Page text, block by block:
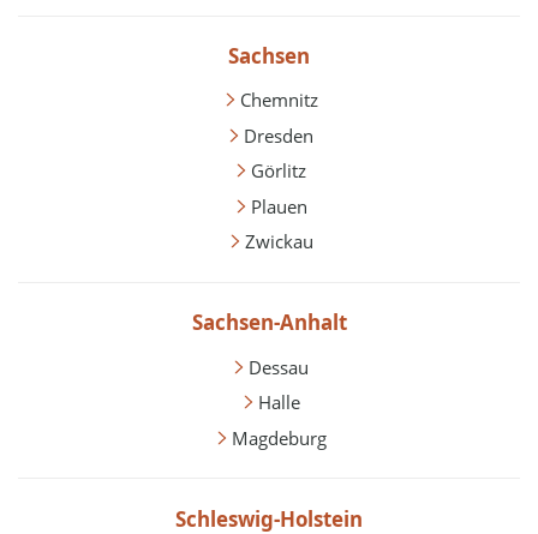
Sachsen
Chemnitz
Dresden
Görlitz
Plauen
Zwickau
Sachsen-Anhalt
Dessau
Halle
Magdeburg
Schleswig-Holstein